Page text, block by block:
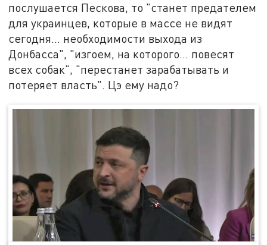
послушается Пескова, то "станет предателем
для украинцев, которые в массе не видят
сегодня… необходимости выхода из
Донбасса", "изгоем, на которого… повесят
всех собак", "перестанет зарабатывать и
потеряет власть". Цэ ему надо?